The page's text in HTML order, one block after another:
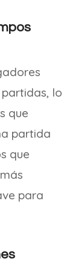
lo
que
partida
que
para